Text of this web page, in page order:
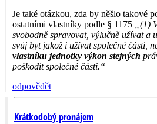
Je také otázkou, zda by něšlo takové
ostatními vlastníky podle § 1175 „(1)
svobodně spravovat, výlučně užívat a
svůj byt jakož i užívat společné části,
vlastníku jednotky výkon stejných
poškodit společné části.“
odpovědět
Krátkodobý pronájem